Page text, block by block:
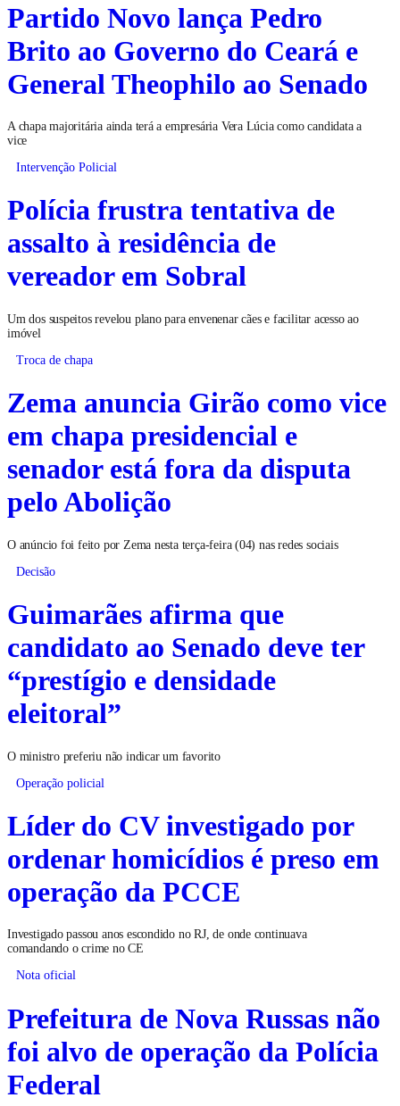
Partido Novo lança Pedro
Brito ao Governo do Ceará e
General Theophilo ao Senado
A chapa majoritária ainda terá a empresária Vera Lúcia como candidata a
vice
Intervenção Policial
Polícia frustra tentativa de
assalto à residência de
vereador em Sobral
Um dos suspeitos revelou plano para envenenar cães e facilitar acesso ao
imóvel
Troca de chapa
Zema anuncia Girão como vice
em chapa presidencial e
senador está fora da disputa
pelo Abolição
O anúncio foi feito por Zema nesta terça-feira (04) nas redes sociais
Decisão
Guimarães afirma que
candidato ao Senado deve ter
“prestígio e densidade
eleitoral”
O ministro preferiu não indicar um favorito
Operação policial
Líder do CV investigado por
ordenar homicídios é preso em
operação da PCCE
Investigado passou anos escondido no RJ, de onde continuava
comandando o crime no CE
Nota oficial
Prefeitura de Nova Russas não
foi alvo de operação da Polícia
Federal